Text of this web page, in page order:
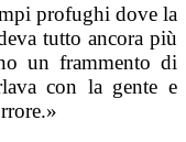
profughi dove la
tutto ancora più
un frammento di
con la gente e